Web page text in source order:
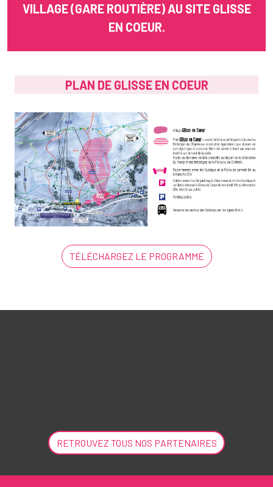
VILLAGE (GARE ROUTIÈRE) AU SITE GLISSE
EN COEUR.
PLAN DE GLISSE EN COEUR
TÉLÉCHARGEZ LE PROGRAMME
RETROUVEZ TOUS NOS PARTENAIRES